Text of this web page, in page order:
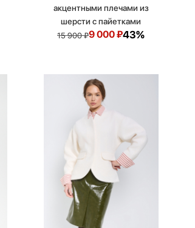
акцентными плечами из
шерсти с пайетками
15 900₽9 000₽43%